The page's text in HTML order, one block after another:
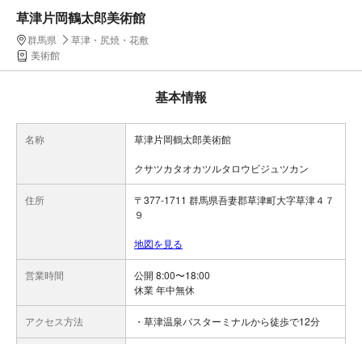
草津片岡鶴太郎美術館
群馬県
草津・尻焼・花敷
美術館
基本情報
名称 草津片岡鶴太郎美術館
クサツカタオカツルタロウビジュツカン
住所
〒377-1711 群馬県吾妻郡草津町大字草津４７
９
地図を見る
営業時間
公開 8:00〜18:00
休業 年中無休
アクセス方法 ・草津温泉バスターミナルから徒歩で12分